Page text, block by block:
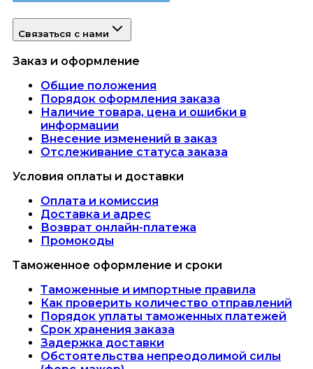
Связаться с нами
Заказ и оформление
Общие положения
Порядок оформления заказа
Наличие товара, цена и ошибки в
информации
Внесение изменений в заказ
Отслеживание статуса заказа
Условия оплаты и доставки
Оплата и комиссия
Доставка и адрес
Возврат онлайн-платежа
Промокоды
Таможенное оформление и сроки
Таможенные и импортные правила
Как проверить количество отправлений
Порядок уплаты таможенных платежей
Срок хранения заказа
Задержка доставки
Обстоятельства непреодолимой силы